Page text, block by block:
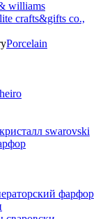
williams
crafts&gifts co.,
Porcelain
swarovski
фарфор